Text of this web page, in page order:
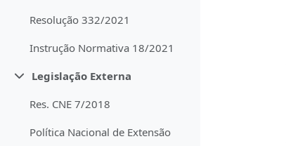
Resolução 332/2021
Instrução Normativa 18/2021
Contrair
Legislação Externa
Res. CNE 7/2018
Política Nacional de Extensão